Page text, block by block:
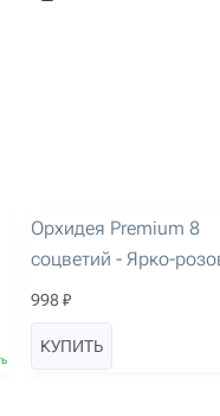
Орхидея Premium 8
соцветий - Ярко-
998 ₽
КУПИТЬ